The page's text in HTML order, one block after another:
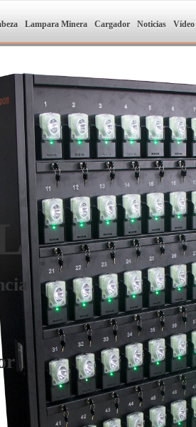
Lampara Minera Cargador Noticias Vídeo